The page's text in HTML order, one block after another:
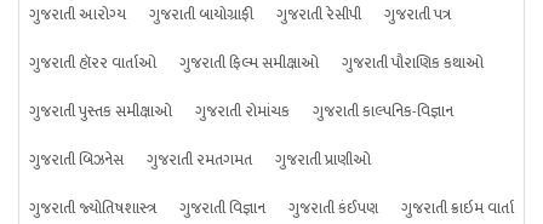
ગુજરાતી આરોગ્ય
ગુજરાતી બાયોગ્રાફી ગુજરાતી રેસીપી
ગુજરાતી પત્ર
ગુજરાતી હૉરર વાર્તાઓ
ગુજરાતી ફિલ્મ સમીક્ષાઓ
ગુજરાતી પૌરાણિક કથાઓ
ગુજરાતી પુસ્તક સમીક્ષાઓ
ગુજરાતી રોમાંચક
ગુજરાતી કાલ્પનિક-વિજ્ઞાન
ગુજરાતી બિઝનેસ
ગુજરાતી રમતગમત
ગુજરાતી પ્રાણીઓ
ગુજરાતી જ્યોતિષશાસ્ત્ર
ગુજરાતી વિજ્ઞાન ગુજરાતી કંઈપણ ગુજરાતી ક્રાઇમ વાર્તા